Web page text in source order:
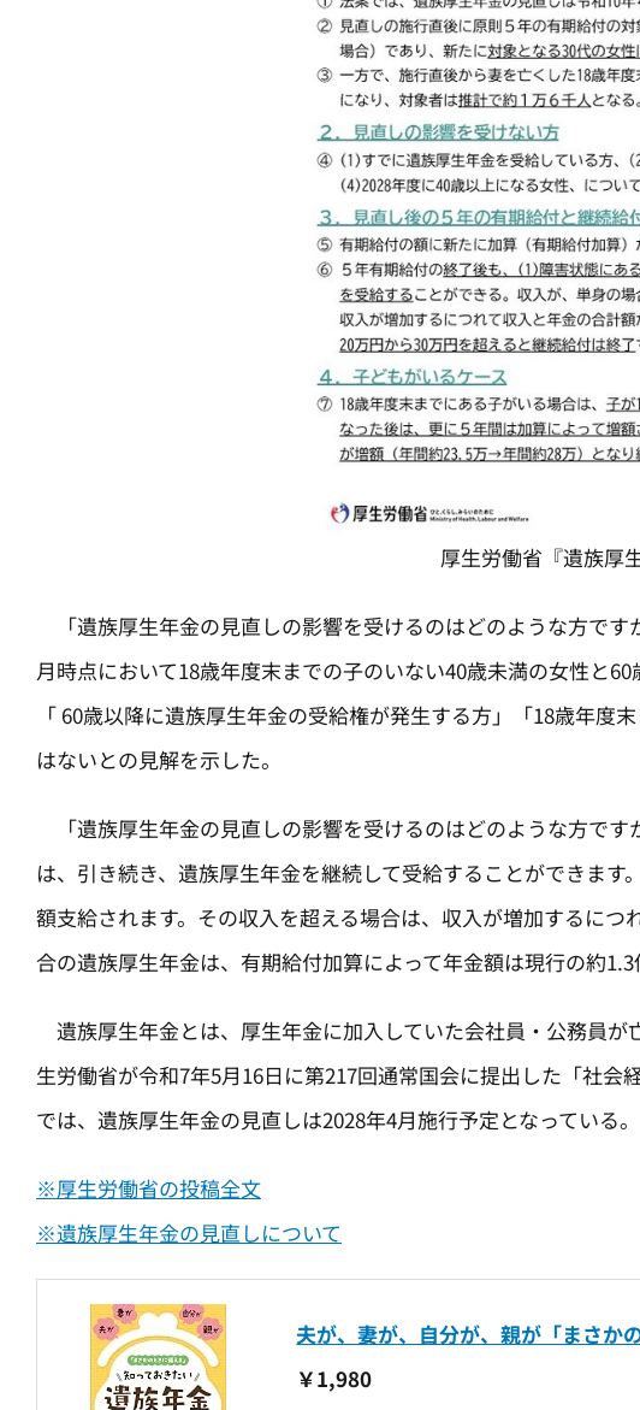
厚生労働省『遺族厚
「遺族厚生年金の見直しの影響を受けるのはどのような方で
月時点において18歳年度末までの子のいない40歳未満の女性と
「 60歳以降に遺族厚生年金の受給権が発生する方」「18歳年
はないとの見解を示した。
「遺族厚生年金の見直しの影響を受けるのはどのような方で
は、引き続き、遺族厚生年金を継続して受給することができま
額支給されます。その収入を超える場合は、収入が増加するに
合の遺族厚生年金は、有期給付加算によって年金額は現行の約1.3
遺族厚生年金とは、厚生年金に加入していた会社員・公務員
生労働省が令和7年5月16日に第217回通常国会に提出した「社
では、遺族厚生年金の見直しは2028年4月施行予定となっている。
※厚生労働省の投稿全文
※遺族厚生年金の見直しについて
夫が、妻が、自分が、親が「まさ
￥1,980